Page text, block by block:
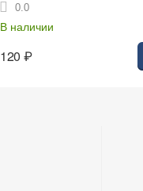
0.0
В наличии
120 ₽